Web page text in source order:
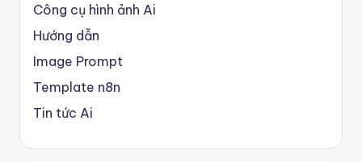
Công cụ hình ảnh Ai
Hướng dẫn
Image Prompt
Template n8n
Tin tức Ai